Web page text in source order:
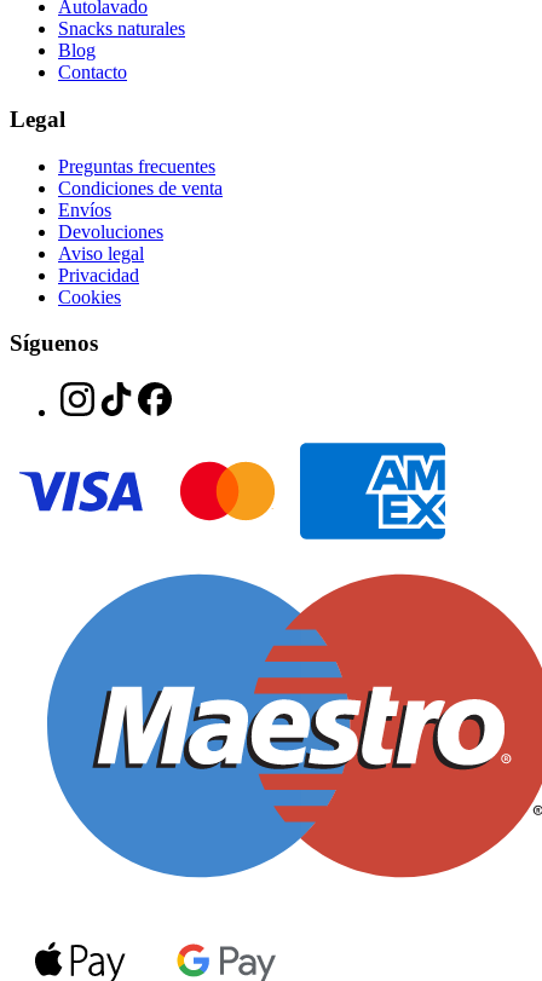
Autolavado
Snacks naturales
Blog
Contacto
Legal
Preguntas frecuentes
Condiciones de venta
Envíos
Devoluciones
Aviso legal
Privacidad
Cookies
Síguenos